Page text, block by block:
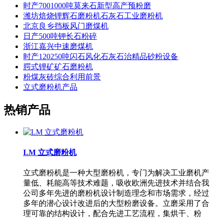
时产7001000吨莫来石新型高产预粉磨
潍坊焙烧锂辉石磨粉机石灰石工业磨粉机
北京良乡挡板风门磨煤机
日产500吨钾长石粉碎
浙江嘉兴中速磨煤机
时产120250吨闪石风化石灰石治精品砂粉设备
腭式锂矿矿石磨粉机
粉煤灰砖综合利用前景
立式磨粉机产品
热销产品
LM 立式磨粉机
立式磨粉机是一种大型磨粉机，专门为解决工业磨机产
量低、耗能高等技术难题，吸收欧洲先进技术并结合我
公司多年先进的磨粉机设计制造理念和市场需求，经过
多年的潜心设计改进后的大型粉磨设备。立磨采用了合
理可靠的结构设计，配合先进工艺流程，集烘干、粉